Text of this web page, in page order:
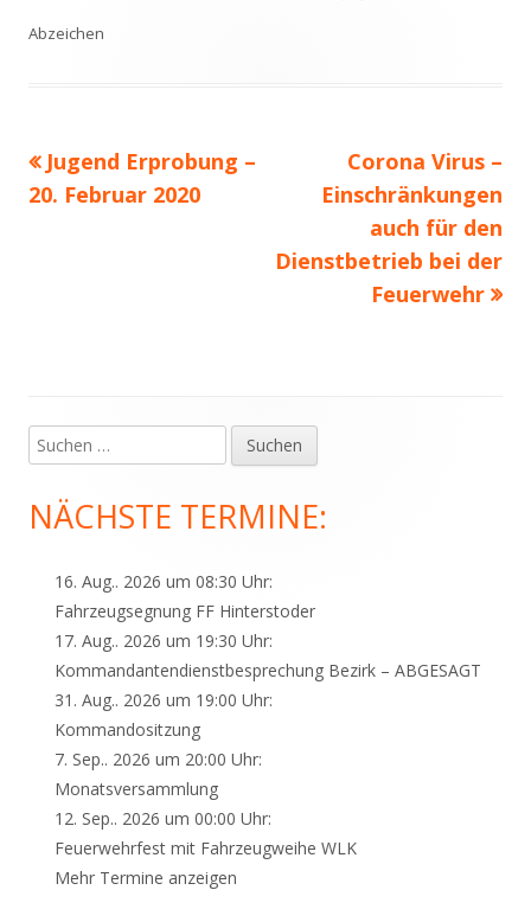
am
Abzeichen
Beitragsnavigation
Vorheriger
Beitrag:
Jugend Erprobung –
20. Februar 2020
Nächster
Beitrag
Corona Virus –
Einschränkungen
auch für den
Dienstbetrieb bei der
Feuerwehr
Haupt-
Seitenleiste
Suchen
nach:
NÄCHSTE TERMINE:
16. Aug.. 2026 um 08:30 Uhr:
Fahrzeugsegnung FF Hinterstoder
17. Aug.. 2026 um 19:30 Uhr:
Kommandantendienstbesprechung Bezirk – ABGESAGT
31. Aug.. 2026 um 19:00 Uhr:
Kommandositzung
7. Sep.. 2026 um 20:00 Uhr:
Monatsversammlung
12. Sep.. 2026 um 00:00 Uhr:
Feuerwehrfest mit Fahrzeugweihe WLK
Mehr Termine anzeigen